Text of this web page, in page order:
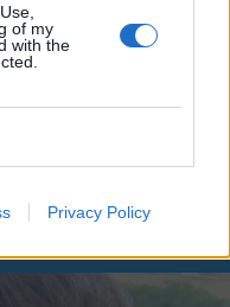
of my
with the
Privacy Policy